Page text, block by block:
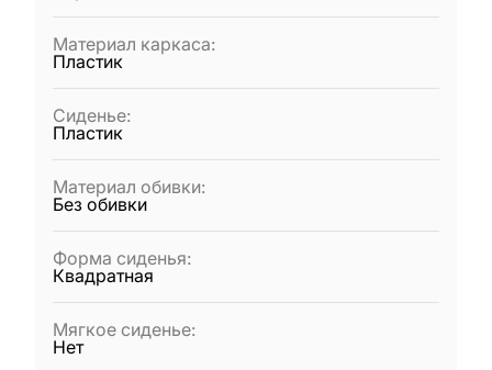
Материал каркаса:
Пластик
Сиденье:
Пластик
Материал обивки:
Без обивки
Форма сиденья:
Квадратная
Мягкое сиденье:
Нет